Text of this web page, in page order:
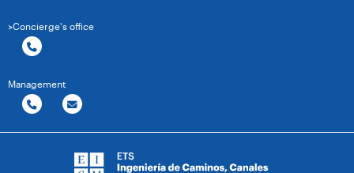
>Concierge's office
Management